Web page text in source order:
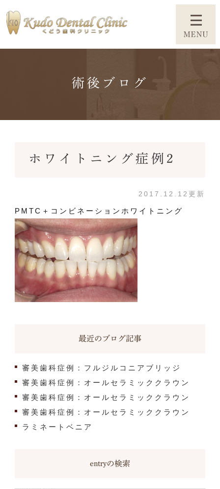
術後ブログ
ホワイトニング症例2
2017.12.12更新
PMTC＋コンビネーションホワイトニング
最近のブログ記事
審美歯科症例：フルジルコニアブリッジ
審美歯科症例：オールセラミッククラウン
審美歯科症例：オールセラミッククラウン
審美歯科症例：オールセラミッククラウン
ラミネートベニア
entryの検索